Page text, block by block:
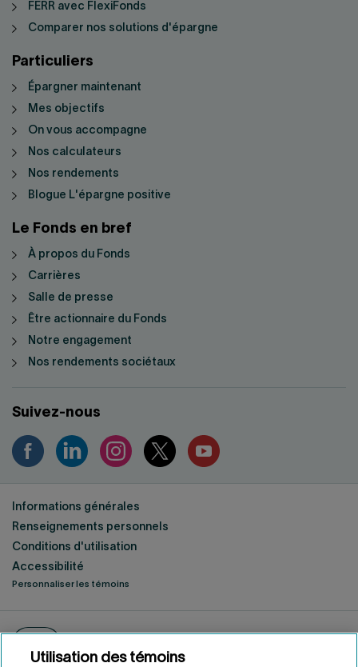
FERR avec FlexiFonds
Comparer nos solutions d'épargne
Particuliers
Épargner maintenant
Mes objectifs
On vous accompagne
Nos calculateurs
Nos rendements
Blogue L'épargne positive
Le Fonds en bref
À propos du Fonds
Carrières
Salle de presse
Être actionnaire du Fonds
Notre engagement
Nos rendements sociétaux
Suivez-nous
Informations générales
Renseignements personnels
Conditions d'utilisation
Accessibilité
Personnaliser les témoins
Utilisation des témoins